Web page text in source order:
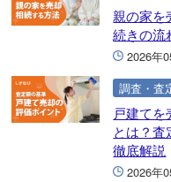
親の家を
続きの流
2026年
調査・査
戸建てを
とは？
徹底解説
2026年